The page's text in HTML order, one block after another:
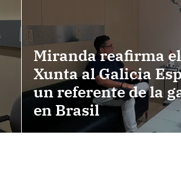
Miranda reafirma
Xunta al Galicia
un referente de la
en Brasil